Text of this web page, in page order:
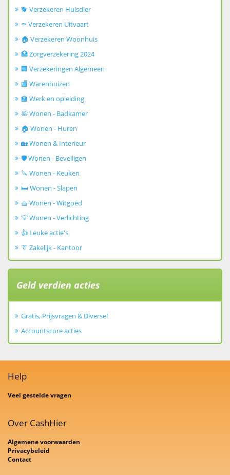
🐕 Verzekeren Huisdier
⚰️ Verzekeren Uitvaart
🏠 Verzekeren Woonhuis
🏥 Zorgverzekering 2024
🏢 Verzekeringen Algemeen
🏬 Warenhuizen
🏫 Werk en opleiding
🛀 Wonen - Badkamer
🏠 Wonen - Huren
🏡 Wonen & Interieur
🛡️ Wonen - Beveiligen
🔪 Wonen - Keuken
🛏️ Wonen - Slapen
🧺 Wonen - Witgoed
💡 Wonen - Verlichting
👍 Leuke actie's
👔 Zakelijk - Kantoor
Geld verdien acties
Gratis, Prijsvragen & Diverse!
Accountscore acties
Help
Veel gestelde vragen
Over CashHier
Algemene voorwaarden
Privacybeleid
Contact